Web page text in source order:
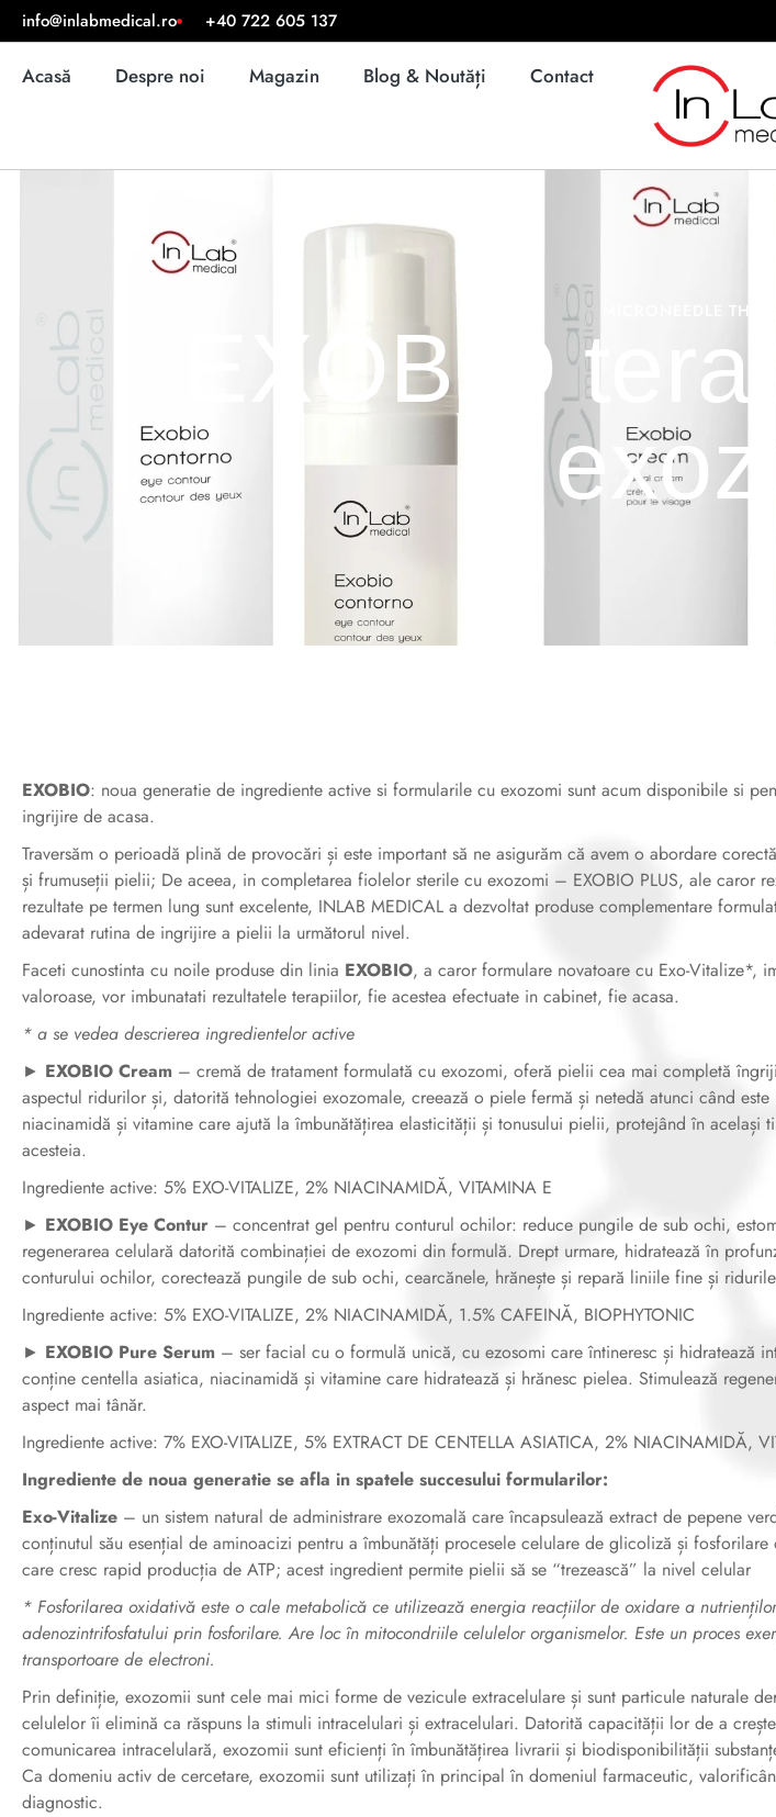
info@inlabmedical.ro +40 722 605 137
Acasă Despre noi Magazin Blog & Noutăți Contact
MICRONEEDLE
EXOBIO
EXOBIO: noua generatie de ingrediente active si formularile cu exozomi sunt acum disponibile si
ingrijire de acasa.
Traversăm o perioadă plină de provocări și este important să ne asigurăm că avem o abordare
și frumuseții pielii; De aceea, in completarea fiolelor sterile cu exozomi – EXOBIO PLUS, ale caror
rezultate pe termen lung sunt excelente, INLAB MEDICAL a dezvoltat produse complementare
adevarat rutina de ingrijire a pielii la următorul nivel.
Faceti cunostinta cu noile produse din linia EXOBIO, a caror formulare novatoare cu Exo-Vitalize*,
valoroase, vor imbunatati rezultatele terapiilor, fie acestea efectuate in cabinet, fie acasa.
* a se vedea descrierea ingredientelor active
► EXOBIO Cream – cremă de tratament formulată cu exozomi, oferă pielii cea mai completă
aspectul ridurilor și, datorită tehnologiei exozomale, creează o piele fermă și netedă atunci când
niacinamidă și vitamine care ajută la îmbunătățirea elasticității și tonusului pielii, protejând în același
acesteia.
Ingrediente active: 5% EXO-VITALIZE, 2% NIACINAMIDĂ, VITAMINA E
► EXOBIO Eye Contur – concentrat gel pentru conturul ochilor: reduce pungile de sub ochi,
regenerarea celulară datorită combinației de exozomi din formulă. Drept urmare, hidratează în
conturului ochilor, corectează pungile de sub ochi, cearcănele, hrănește și repară liniile fine și
Ingrediente active: 5% EXO-VITALIZE, 2% NIACINAMIDĂ, 1.5% CAFEINĂ, BIOPHYTONIC
► EXOBIO Pure Serum – ser facial cu o formulă unică, cu ezosomi care întineresc și hidratează
conține centella asiatica, niacinamidă și vitamine care hidratează și hrănesc pielea. Stimulează
aspect mai tânăr.
Ingrediente active: 7% EXO-VITALIZE, 5% EXTRACT DE CENTELLA ASIATICA, 2% NIACINAMIDĂ,
Ingrediente de noua generatie se afla in spatele succesului formularilor:
Exo-Vitalize – un sistem natural de administrare exozomală care încapsulează extract de pepene
conținutul său esențial de aminoacizi pentru a îmbunătăți procesele celulare de glicoliză și
care cresc rapid producția de ATP; acest ingredient permite pielii să se “trezească” la nivel celular
* Fosforilarea oxidativă este o cale metabolică ce utilizează energia reacțiilor de oxidare a
adenozintrifosfatului prin fosforilare. Are loc în mitocondriile celulelor organismelor. Este un proces
transportoare de electroni.
Prin definiție, exozomii sunt cele mai mici forme de vezicule extracelulare și sunt particule naturale
celulelor îi elimină ca răspuns la stimuli intracelulari și extracelulari. Datorită capacității lor de a
comunicarea intracelulară, exozomii sunt eficienți în îmbunătățirea livrarii și biodisponibilității
Ca domeniu activ de cercetare, exozomii sunt utilizați în principal în domeniul farmaceutic,
diagnostic.